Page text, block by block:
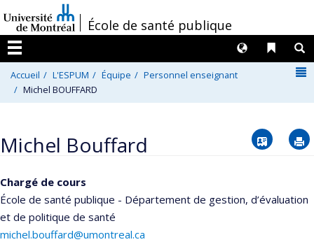
au
contenu
/École de santé publique
Menu
Liens
Langues
Accueil L'ESPUM Équipe
Personnel enseignant
Michel BOUFFARD
Michel Bouffard Vcard
Chargé de cours
École de santé publique - Département de gestion, d’évaluation
et de politique de santé
michel.bouffard@umontreal.ca